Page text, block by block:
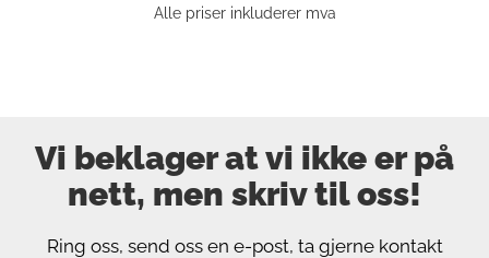
Alle priser inkluderer mva
Vi beklager at vi ikke er på
nett, men skriv til oss!
Ring oss, send oss ​​en e-post, ta gjerne kontakt